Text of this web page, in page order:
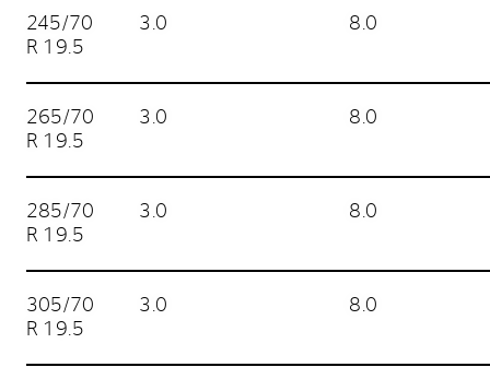
245/70
R 19.5
3.0 8.0
265/70
R 19.5
3.0 8.0
285/70
R 19.5
3.0 8.0
305/70
R 19.5
3.0 8.0